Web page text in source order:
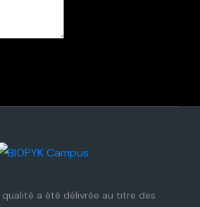
a été délivrée au titre des